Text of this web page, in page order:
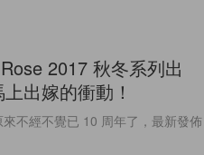
2017 秋冬系列出
出嫁的衝動！
不經不覺已 10 周年了，最新發佈